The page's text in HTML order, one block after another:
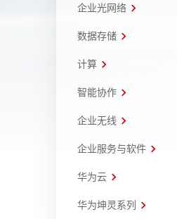
企业光网络
数据存储
计算
智能协作
企业无线
企业服务与软件
华为云
华为坤灵系列